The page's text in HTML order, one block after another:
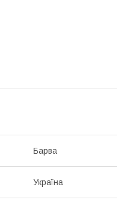
Барва
Україна